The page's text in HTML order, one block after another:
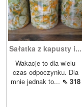
Sałatka z kapusty i...
Wakacje to dla wielu
czas odpoczynku. Dla
mnie jednak to... ⇖ 318